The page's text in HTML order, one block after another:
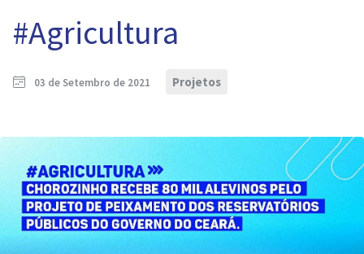
#Agricultura
03 de Setembro de 2021 Projetos